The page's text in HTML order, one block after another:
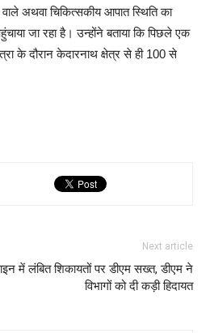
अथवा चिकित्सकीय आपात स्थिति का
जा रहा है। उन्होंने बताया कि पिछले एक
के दौरान केदारनाथ क्षेत्र से ही 100 से
Next article
में लंबित शिकायतों पर डीएम सख्त, डीएम ने
विभागों को दी कड़ी हिदायत